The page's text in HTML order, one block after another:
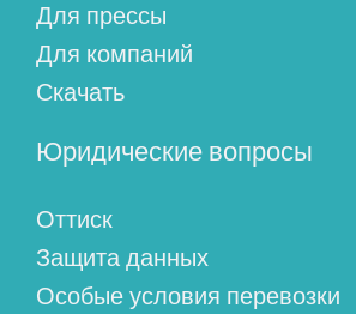
Для прессы
Для компаний
Скачать
Юридические вопросы
Оттиск
Защита данных
Особые условия перевозки